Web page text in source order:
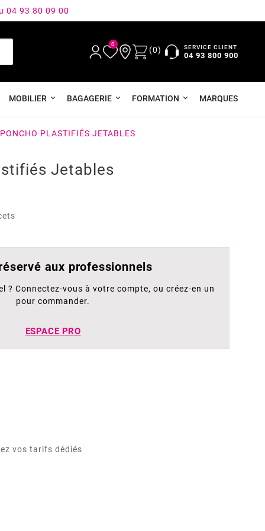
04 93 80 09 00
0
(0) SERVICE CLIENT
04 93 800 900
MOBILIER BAGAGERIE FORMATION MARQUES
PLASTIFIÉS JETABLES
Jetables
aux professionnels
? Connectez-vous à votre compte, ou créez-en un
pour commander.
ESPACE PRO
vos tarifs dédiés